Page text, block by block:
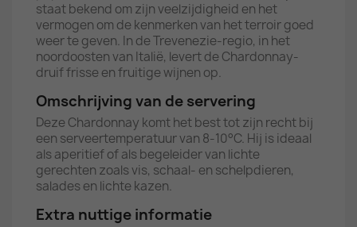
staat bekend om zijn veelzijdigheid en het
vermogen om de kenmerken van het terroir goed
weer te geven. In de Trevenezie-regio, in het
noordoosten van Italië, levert de Chardonnay-
druif frisse en fruitige wijnen op.
Omschrijving van de servering
Deze Chardonnay komt het best tot zijn recht bij
een serveertemperatuur van 8-10°C. Hij is ideaal
als aperitief of als begeleider van lichte
gerechten zoals vis, schaal- en schelpdieren,
salades en lichte kazen.
Extra nuttige informatie